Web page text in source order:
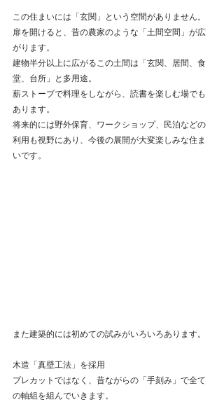
この住まいには「玄関」という空間がありません。
扉を開けると、昔の農家のような「土間空間」が広
がります。
建物半分以上に広がるこの土間は「玄関、居間、食
堂、台所」と多用途。
薪ストーブで料理をしながら、読書を楽しむ場でも
あります。
将来的には野外保育、ワークショップ、民泊などの
利用も視野にあり、今後の展開が大変楽しみな住ま
いです。
また建築的には初めての試みがいろいろあります。
木造「真壁工法」を採用
プレカットではなく、昔ながらの「手刻み」で全て
の軸組を組んでいきます。